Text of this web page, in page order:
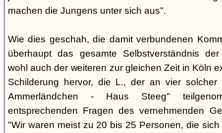
machen die Jungens unter sich aus".
Wie dies geschah, die damit verbundenen
überhaupt das gesamte Selbstverständnis
wohl auch der weiteren zur gleichen Zeit in Köln
Schilderung hervor, die L., der an vier
Ammerländchen - Haus Steeg"
entsprechenden Fragen des vernehmenden
"Wir waren meist zu 20 bis 25 Personen, die